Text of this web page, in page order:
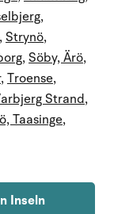
,
,Strynö,
,Söby, Ärö,
,Troense,
Strand,
Taasinge,
Inseln